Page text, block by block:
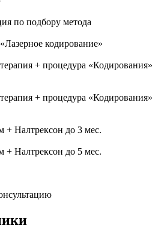
по подбору метода
кодирование»
+ процедура «Кодирования»
+ процедура «Кодирования»
+ Налтрексон до 3 мес.
+ Налтрексон до 5 мес.